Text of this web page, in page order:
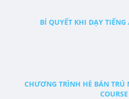
BÍ QUYẾT KHI DẠY TIẾNG
CHƯƠNG TRÌNH HÈ BÁN TRÚ
COURSE